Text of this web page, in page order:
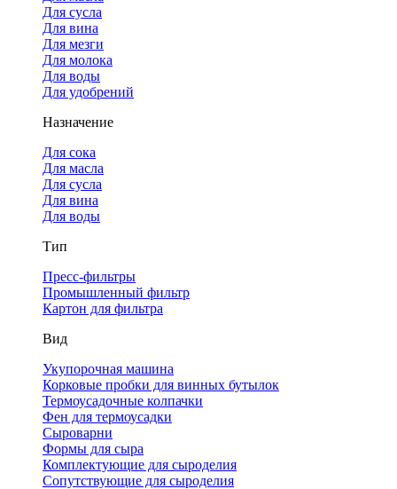
Для сусла
Для вина
Для мезги
Для молока
Для воды
Для удобрений
Назначение
Для сока
Для масла
Для сусла
Для вина
Для воды
Тип
Пресс-фильтры
Промышленный фильтр
Картон для фильтра
Вид
Укупорочная машина
Корковые пробки для винных бутылок
Термоусадочные колпачки
Фен для термоусадки
Сыроварни
Формы для сыра
Комплектующие для сыроделия
Сопутствующие для сыроделия